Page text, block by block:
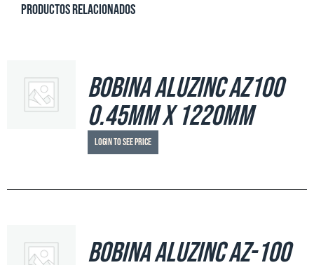
Productos relacionados
Bobina Aluzinc AZ100
0.45mm x 1220mm
Login to see price
Bobina Aluzinc AZ-100